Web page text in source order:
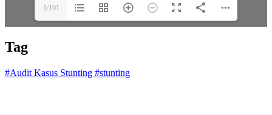
1/191
Tag
#Audit Kasus Stunting #stunting